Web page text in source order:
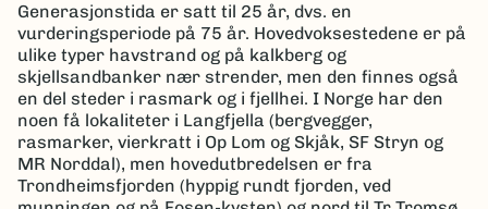
Generasjonstida er satt til 25 år, dvs. en
vurderingsperiode på 75 år. Hovedvoksestedene er på
ulike typer havstrand og på kalkberg og
skjellsandbanker nær strender, men den finnes også
en del steder i rasmark og i fjellhei. I Norge har den
noen få lokaliteter i Langfjella (bergvegger,
rasmarker, vierkratt i Op Lom og Skjåk, SF Stryn og
MR Norddal), men hovedutbredelsen er fra
Trondheimsfjorden (hyppig rundt fjorden, ved